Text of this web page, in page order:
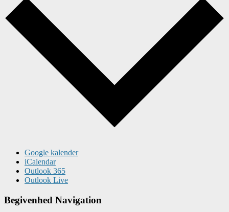
Google kalender
iCalendar
Outlook 365
Outlook Live
Begivenhed Navigation